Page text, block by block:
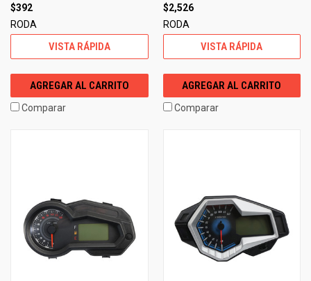
$392
RODA
VISTA RÁPIDA
AGREGAR AL CARRITO
Comparar
$2,526
RODA
VISTA RÁPIDA
AGREGAR AL CARRITO
Comparar